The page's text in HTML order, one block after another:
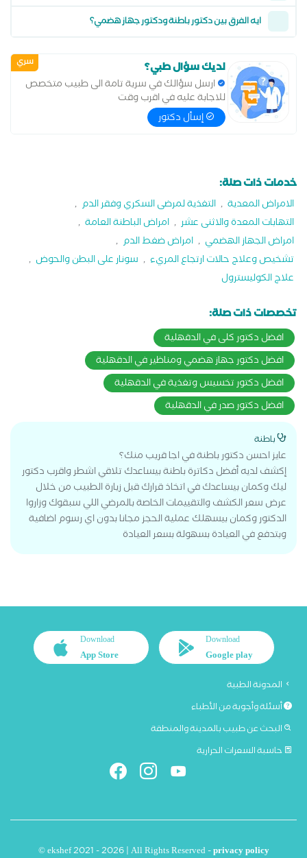
ايه الفرق بين دكتور باطنة ودكتور جهاز هضمي؟
سري لديك سؤال طبي؟
ارسل سؤالك في سرية تامة الى طبيب متخصص
للاجابة عليه في اقرب وقت
إسأل دكتور
خدمات ذات صلة:
الامراض المعدية , التغذية لمرضى السكري وفقر الدم ,
التهابات المعدة والاثنى عشر , امراض الباطنة العامة ,
امراض الجهاز الهضمي , امراض ضغط الدم ,
تشخيص وعلاج حالات ارتجاع المريء , سونار على البطن والحوض ,
علاج الكوليسترول
تخصصات ذات صلة:
افضل دكتور كلى في الدقهلية
افضل دكتور جهاز هضمي ومناظير في الدقهلية
افضل دكتور تخسيس وتغذية في الدقهلية
افضل دكتور صدر في الدقهلية
باطنة
عايز احسن دكتور باطنة في اجا قريب منك؟
إكشف لديه أفضل دكاترة باطنة بيساعدك تلاقي اشطر واقرب دكتور
ليك وكمان بيساعدك في اتخاذ قرارك قبل زيارة الطبيب من خلال
عرض سعر الكشف والتقييمات الخاصة بالمرضي اللي سبقوك وزاروا
الدكتور وكمان بيسهلك عملية الحجز مجانا بدون اي رسوم اضافية
وبتدفع في العيادة بسهولة بسعر العيادة
Download
Google play
Download
App Store
المدونة الطبية
أسئلة وأجوبة من الأطباء
البحث عن طبيب بالمدينة والمنطقة
حاسبة السعرات الحرارية
© ekshef 2021 - 2026 | All Rights Reserved -privacy policy